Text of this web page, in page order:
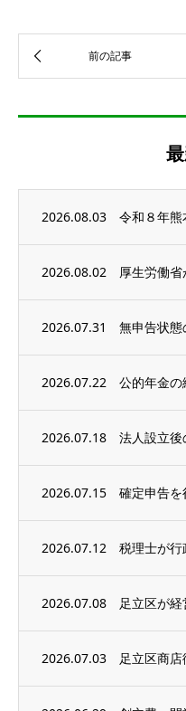
2026.08.03
2026.08.02
2026.07.31
2026.07.22 公的年金
2026.07.18 法人設立
2026.07.15
2026.07.12 税理士が行
2026.07.08 足立区が
2026.07.03 足立区商